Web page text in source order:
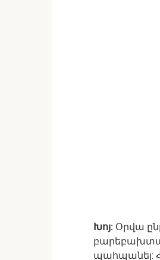
Խոյ: Օրվա
պահպանել: